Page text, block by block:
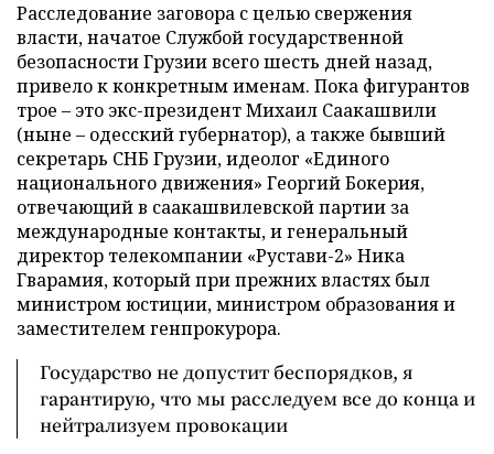
Расследование заговора с целью свержения
власти, начатое Службой государственной
безопасности Грузии всего шесть дней назад,
привело к конкретным именам. Пока фигурантов
трое – это экс-президент Михаил Саакашвили
(ныне – одесский губернатор), а также бывший
секретарь СНБ Грузии, идеолог «Единого
национального движения» Георгий Бокерия,
отвечающий в саакашвилевской партии за
международные контакты, и генеральный
директор телекомпании «Рустави-2» Ника
Гварамия, который при прежних властях был
министром юстиции, министром образования и
заместителем генпрокурора.
Государство не допустит беспорядков, я
гарантирую, что мы расследуем все до конца и
нейтрализуем провокации